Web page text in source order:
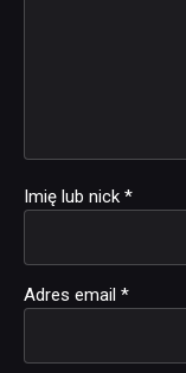
Imię lub nick *
Adres email *